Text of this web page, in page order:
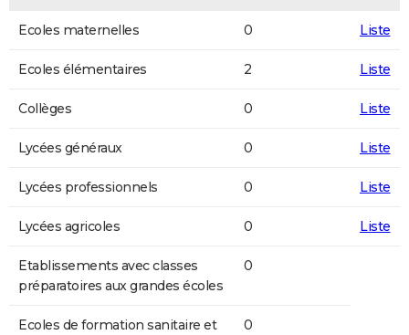
Ecoles maternelles 0 Liste
Ecoles élémentaires 2 Liste
Collèges 0 Liste
Lycées généraux 0 Liste
Lycées professionnels 0 Liste
Lycées agricoles 0 Liste
Etablissements avec classes
préparatoires aux grandes écoles
0
Ecoles de formation sanitaire et
0